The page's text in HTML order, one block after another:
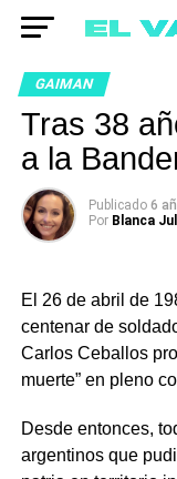
GAIMAN
Tras 38
a la
Publicado 6
Por Blanca
El 26 de abril de
centenar de
Carlos Ceballos
muerte” en pleno
Desde entonces,
argentinos que